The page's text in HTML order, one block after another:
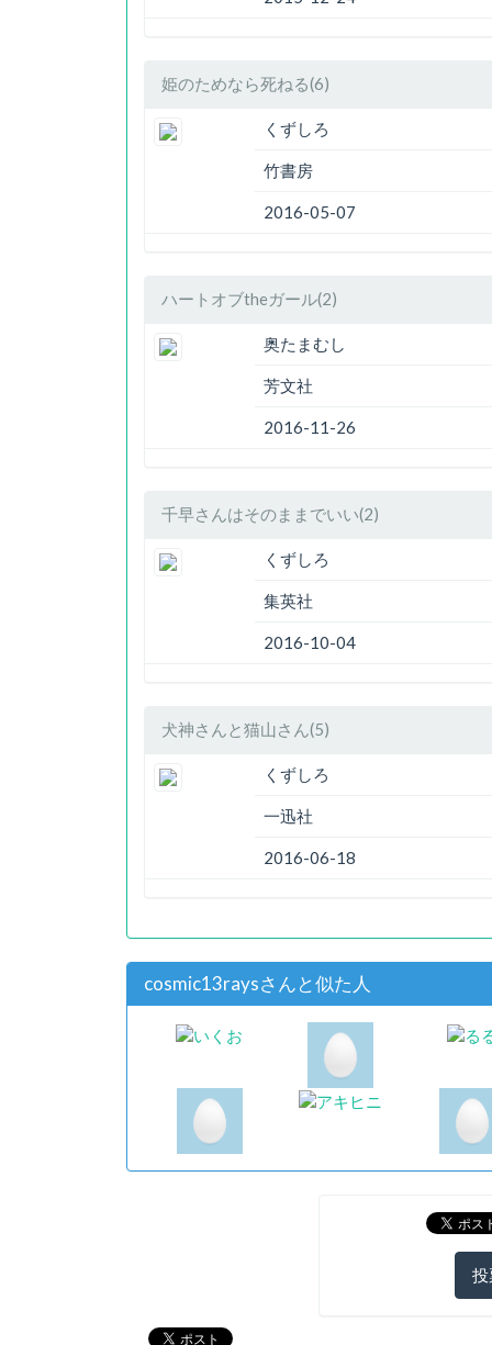
姫のためなら死ねる(6)
くずしろ
竹書房
2016-05-07
ハートオブtheガール(2)
奥たまむし
芳文社
2016-11-26
千早さんはそのままでいい(2)
くずしろ
集英社
2016-10-04
犬神さんと猫山さん(5)
くずしろ
一迅社
2016-06-18
cosmic13raysさんと似た人
投